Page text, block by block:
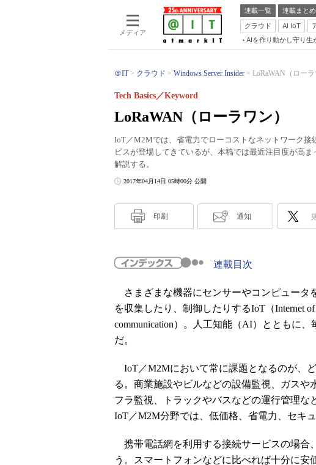
メディア
連載一覧 連載まと
クラウド
AI IoT
AIを作り動かし守り生
＠IT クラウド Windows Server Insider LoRaWAN（ローラ
LoRaWAN（ローラワン）
Tech Basics／Keyword
IoT／M2Mでは、省電力でローコストなネットワーク
ビスが登場してきているが、本稿では最近注目度が高
解説する。
2017年04月14日 05時00分 公開
印刷 通知
連載目次
さまざまな機器にセンサーやコンピュータ
を収集したり、制御したりするIoT（Internet
communication）。人工知能（AI）とともに
だ。
IoT／M2Mにおいて常に課題となるのが、
る。商業施設やビルなどの設備監視、ガス
フラ監視、トラックやバスなどの運行管理な
IoT／M2M分野では、低価格、省電力、セキ
携帯電話網を利用する接続サービスの場合
う。スマートフォンなどに比べれば十分に安